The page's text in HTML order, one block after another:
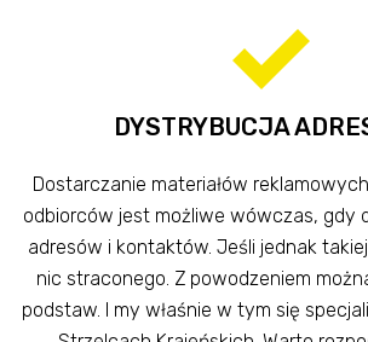
DYSTRYBUCJA
Dostarczanie materiałów
odbiorców jest możliwe wówczas, gdy
adresów i kontaktów. Jeśli jednak
nic straconego. Z powodzeniem
podstaw. I my właśnie w tym się